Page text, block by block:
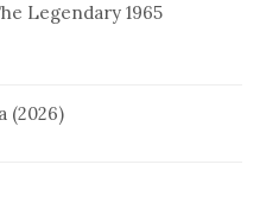
Legendary 1965
(2026)